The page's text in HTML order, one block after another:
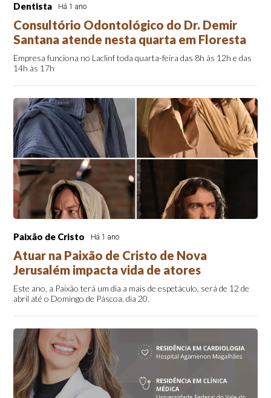
Dentista Há 1 ano
Consultório Odontológico do Dr. Demir
Santana atende nesta quarta em Floresta
Empresa funciona no Laclinf toda quarta-feira das 8h às 12h e das
14h às 17h
Paixão de Cristo Há 1 ano
Atuar na Paixão de Cristo de Nova
Jerusalém impacta vida de atores
Este ano, a Paixão terá um dia a mais de espetáculo, será de 12 de
abril até o Domingo de Páscoa, dia 20.